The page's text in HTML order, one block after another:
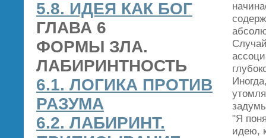
5.8. ИДЕЯ КАК БОГ
ГЛАВА 6
ФОРМЫ ЗЛА.
ЛАБИРИНТНОСТЬ
6.1. ЛОГИКА ПРОТИВ
РАЗУМА
6.2. ЛАБИРИНТ.
"Я
идею,